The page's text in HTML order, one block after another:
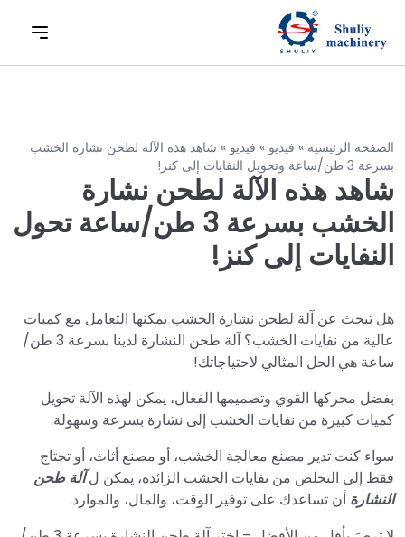
الصفحة الرئيسية » فيديو » فيديو » شاهد هذه الآلة لطحن نشارة الخشب
بسرعة 3 طن/ساعة وتحويل النفايات إلى كنز!
شاهد هذه الآلة لطحن نشارة
الخشب بسرعة 3 طن/ساعة تحول
النفايات إلى كنز!
هل تبحث عن آلة لطحن نشارة الخشب يمكنها التعامل مع كميات
عالية من نفايات الخشب؟ آلة طحن النشارة لدينا بسرعة 3 طن/
ساعة هي الحل المثالي لاحتياجاتك!
بفضل محركها القوي وتصميمها الفعال، يمكن لهذه الآلة تحويل
كميات كبيرة من نفايات الخشب إلى نشارة بسرعة وسهولة.
سواء كنت تدير مصنع معالجة الخشب، أو مصنع أثاث، أو تحتاج
فقط إلى التخلص من نفايات الخشب الزائدة، يمكن لآلة طحن
النشارة أن تساعدك على توفير الوقت، والمال، والموارد.